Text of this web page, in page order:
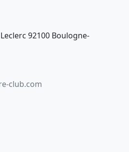
92100 Boulogne-
club.com